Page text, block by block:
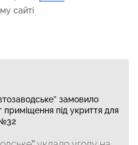
сайті
замовило
приміщення під укриття для